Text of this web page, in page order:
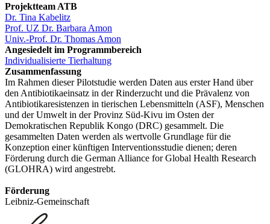
Projektteam ATB
Dr. Tina Kabelitz
Prof. UZ Dr. Barbara Amon
Univ.-Prof. Dr. Thomas Amon
Angesiedelt im Programmbereich
Individualisierte Tierhaltung
Zusammenfassung
Im Rahmen dieser Pilotstudie werden Daten aus erster Hand über
den Antibiotikaeinsatz in der Rinderzucht und die Prävalenz von
Antibiotikaresistenzen in tierischen Lebensmitteln (ASF), Menschen
und der Umwelt in der Provinz Süd-Kivu im Osten der
Demokratischen Republik Kongo (DRC) gesammelt. Die
gesammelten Daten werden als wertvolle Grundlage für die
Konzeption einer künftigen Interventionsstudie dienen; deren
Förderung durch die German Alliance for Global Health Research
(GLOHRA) wird angestrebt.
Förderung
Leibniz-Gemeinschaft